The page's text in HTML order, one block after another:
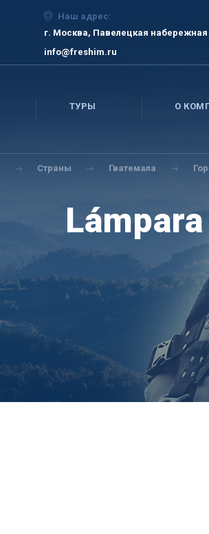
Наш адрес:
г. Москва, Павелецкая набережная
info@freshim.ru
ТУРЫ О
Страны Гватемала
Lámpara